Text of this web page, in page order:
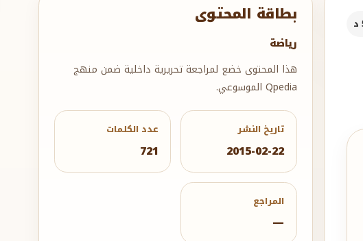
بطاقة المحتوى
رياضة
هذا المحتوى خضع لمراجعة تحريرية داخلية ضمن منهج
Qpedia الموسوعي.
تاريخ النشر
2015-02-22
عدد الكلمات
721
المراجع
—